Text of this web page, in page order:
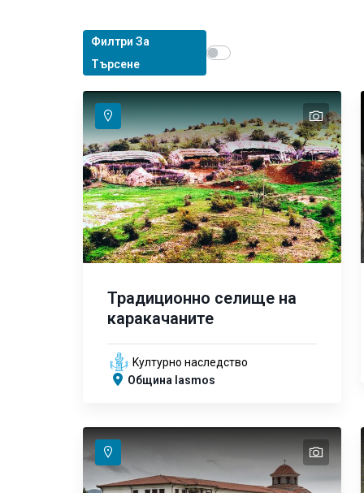
Филтри За
Търсене
Show map on mouse hover
text
Традиционно селище на
каракачаните
Kултурно наследство
Община Iasmos
text